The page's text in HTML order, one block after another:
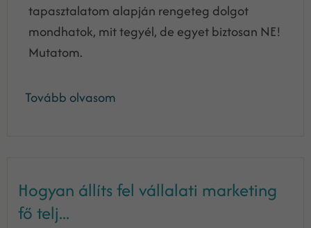
tapasztalatom alapján rengeteg dolgot
mondhatok, mit tegyél, de egyet biztosan NE!
Mutatom.
Tovább olvasom
Hogyan állíts fel vállalati marketing
fő telj...